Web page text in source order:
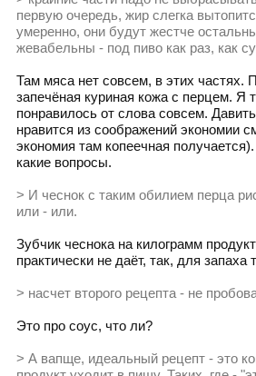
первую очередь, жир слегка
умеренно, они будут жестче
жевабельны - под пиво как раз, как
Там мяса нет совсем, в этих частях.
запечёная куриная кожа с перцем. Я
понравилось от слова совсем.
нравится из соображений экономии
экономия там копеечная
какие вопросы.
> И чеснок с таким обилием перца
или - или.
Зубчик чеснока на килограмм
практически не даёт, так, для запаха
> насчет второго рецепта - не
Это про соус, что ли?
> А вапще, идеальный рецепт - это